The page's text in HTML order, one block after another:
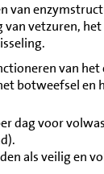
van
van vetzuren,
van het
botweefsel en
dag voor
als veilig en